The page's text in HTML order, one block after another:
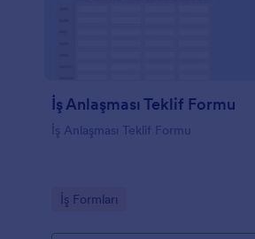
İş Anlaşması Teklif Formu
İş Anlaşması Teklif Formu
Go to Category:
İş Formları